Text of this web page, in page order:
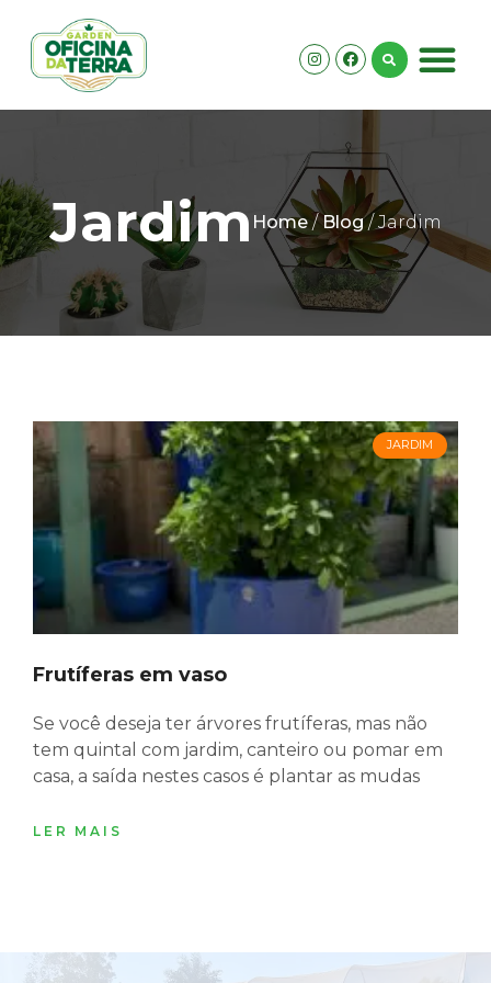
Jardim Home/Blog/ Jardim
JARDIM
Frutíferas em vaso
Se você deseja ter árvores frutíferas, mas não
tem quintal com jardim, canteiro ou pomar em
casa, a saída nestes casos é plantar as mudas
LER MAIS